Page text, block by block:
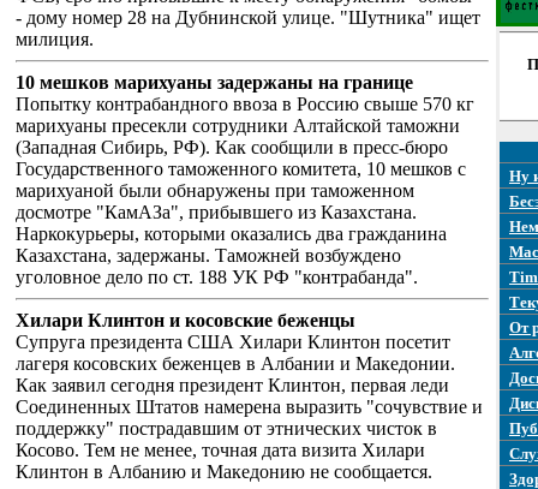
- дому номер 28 на Дубнинской улице. "Шутника" ищет
милиция.
10 мешков марихуаны задержаны на границе
Попытку контрабандного ввоза в Россию свыше 570 кг
марихуаны пресекли сотрудники Алтайской таможни
(Западная Сибирь, РФ). Как сообщили в пресс-бюро
Государственного таможенного комитета, 10 мешков с
марихуаной были обнаружены при таможенном
досмотре "КамАЗа", прибывшего из Казахстана.
Наркокурьеры, которыми оказались два гражданина
Казахстана, задержаны. Таможней возбуждено
уголовное дело по ст. 188 УК РФ "контрабанда".
Хилари Клинтон и косовские беженцы
Супруга президента США Хилари Клинтон посетит
лагеря косовских беженцев в Албании и Македонии.
Как заявил сегодня президент Клинтон, первая леди
Соединенных Штатов намерена выразить "сочувствие и
поддержку" пострадавшим от этнических чисток в
Косово. Тем не менее, точная дата визита Хилари
Клинтон в Албанию и Македонию не сообщается.
Ну
От